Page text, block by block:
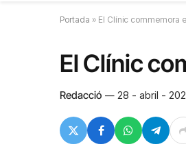
Portada » El Clínic commemora
El Clínic
Redacció 28 - abril -